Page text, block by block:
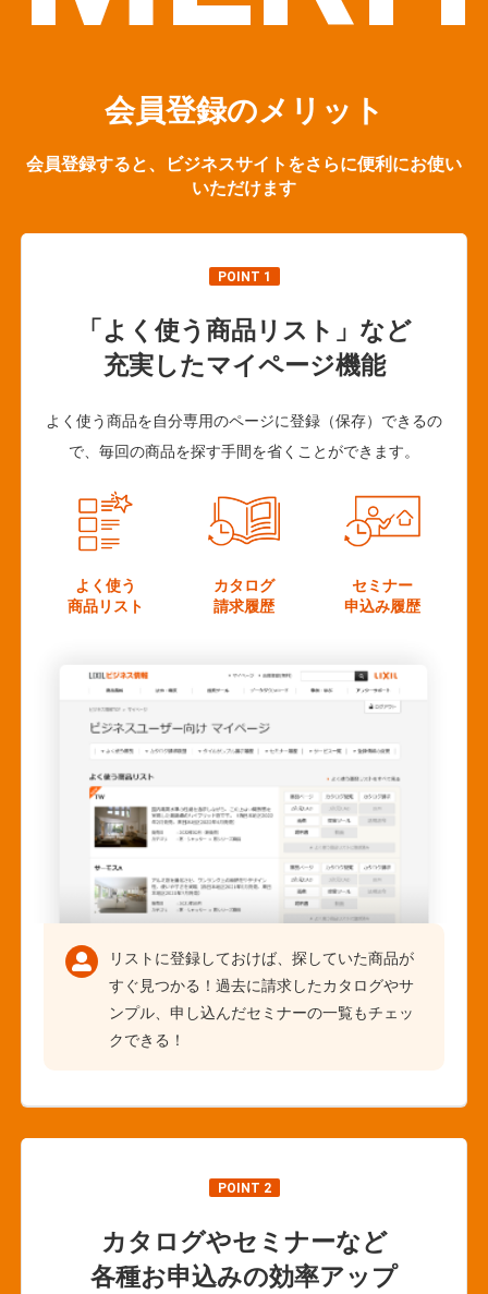
会員登録のメリット
会員登録すると、ビジネスサイトをさらに便利にお使い
いただけます
POINT 1
「よく使う商品リスト」など
充実したマイページ機能
よく使う商品を自分専用のページに登録（保存）できるの
で、毎回の商品を探す手間を省くことができます。
よく使う
商品リスト
カタログ
請求履歴
セミナー
申込み履歴
リストに登録しておけば、探していた商品が
すぐ見つかる！過去に請求したカタログやサ
ンプル、申し込んだセミナーの一覧もチェッ
クできる！
POINT 2
カタログやセミナーなど
各種お申込みの効率アップ